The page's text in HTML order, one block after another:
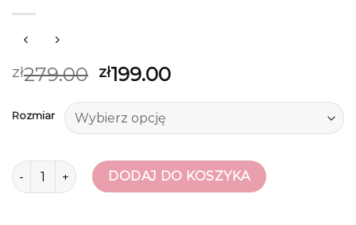
zł279.00 zł199.00
Rozmiar
ilość buty na zimęDODAJ DO KOSZYKA